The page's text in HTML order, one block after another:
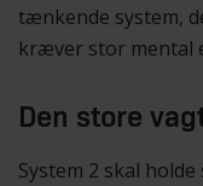
tænkende system,
kræver stor mental
Den store
System 2 skal